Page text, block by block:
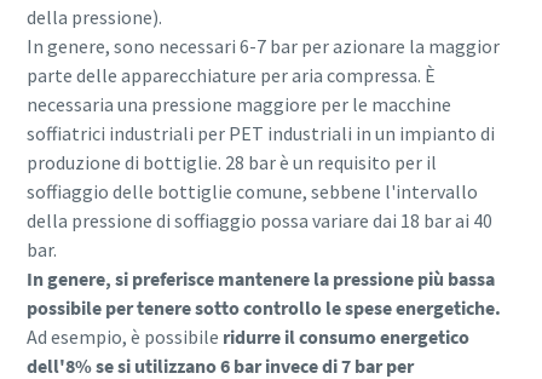
della pressione).
In genere, sono necessari 6-7 bar per azionare la maggior
parte delle apparecchiature per aria compressa. È
necessaria una pressione maggiore per le macchine
soffiatrici industriali per PET industriali in un impianto di
produzione di bottiglie. 28 bar è un requisito per il
soffiaggio delle bottiglie comune, sebbene l'intervallo
della pressione di soffiaggio possa variare dai 18 bar ai 40
bar.
In genere, si preferisce mantenere la pressione più bassa
possibile per tenere sotto controllo le spese energetiche.
Ad esempio, è possibile ridurre il consumo energetico
dell'8% se si utilizzano 6 bar invece di 7 bar per